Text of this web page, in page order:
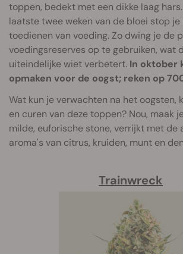
toppen, bedekt met een dikke laag
laatste twee weken van de bloei stop
toedienen van voeding. Zo dwing je de
voedingsreserves op te gebruiken, wat
uiteindelijke wiet verbetert. In oktober
opmaken voor de oogst; reken op
Wat kun je verwachten na het oogsten,
en curen van deze toppen? Nou, maak
milde, euforische stone, verrijkt met de
aroma's van citrus, kruiden, munt en
Trainwreck